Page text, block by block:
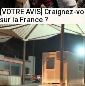
[VOTRE AVIS] Craignez-
sur la France ?